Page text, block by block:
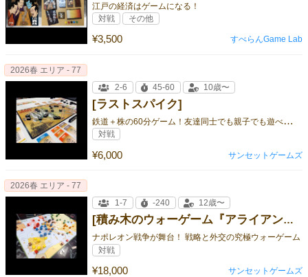
江戸の経済はゲームになる！
¥3,500
対戦 その他
すべらんGame Lab
[ラストスパイク]
鉄
道＋株の60分ゲーム！友達同士でも親子でも遊べます。七並べ的な駆け引きあり最後に一発逆転ありの軽ボドゲ
¥6,000
2026春 エリア - 77
2-6
45-60 10歳〜
対戦
サンセットゲームズ
[積み木のウォーゲーム『アライアンス』]
ナポレオン戦争が舞台！ 戦略と外交の究極ウォーゲーム
¥18,000
2026春 エリア - 77
1-7
-240 12歳〜
対戦
サンセットゲームズ